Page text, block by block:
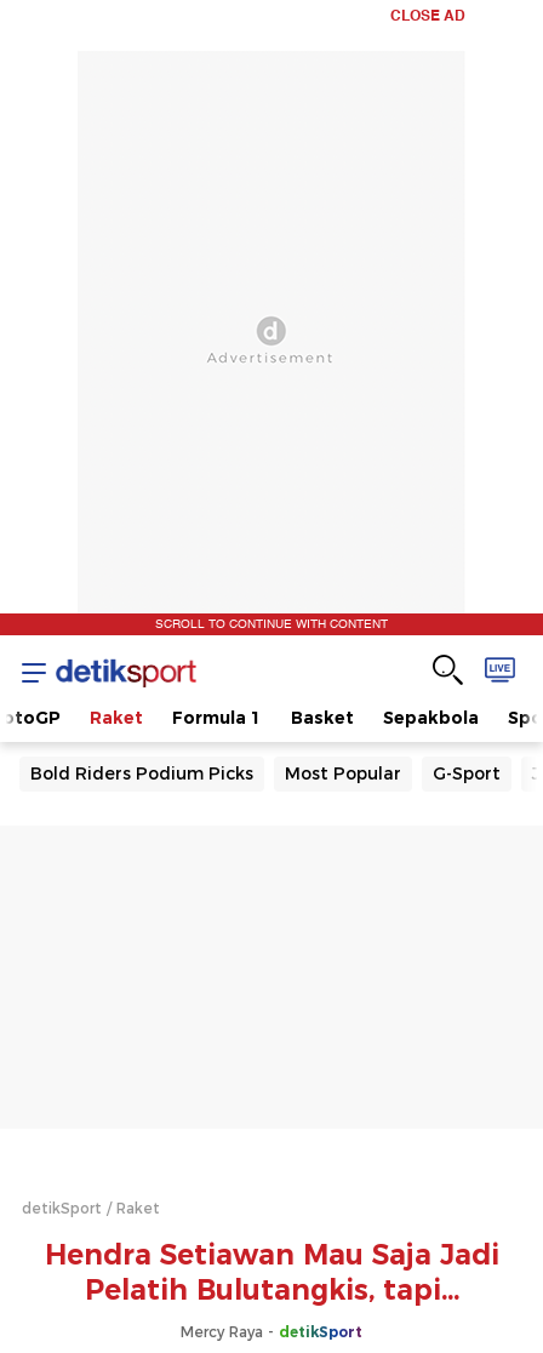
CLOSE AD
SCROLL TO CONTINUE WITH CONTENT
Raket Formula 1 Basket Sepakbola
Bold Riders Podium Picks Most Popular G-Sport
detikSport Raket
Hendra Setiawan Mau Saja Jadi
Pelatih Bulutangkis, tapi...
Mercy Raya - detikSport